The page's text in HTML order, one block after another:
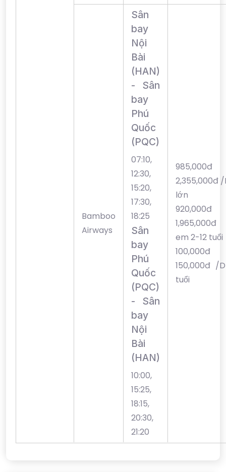
Bamboo
Airways
Sân
bay
Nội
Bài
(HAN)
- Sân
bay
Phú
Quốc
(PQC)
07:10,
12:30,
15:20,
17:30,
18:25
Sân
bay
Phú
Quốc
(PQC)
- Sân
bay
Nội
Bài
(HAN)
10:00,
15:25,
18:15,
20:30,
21:20
2,355,000đ
lớn
em 2-12 tuổi
150,000đ /
tuổi